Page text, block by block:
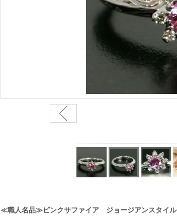
≪職人名品≫ピンクサファイア ジョージアンスタイル